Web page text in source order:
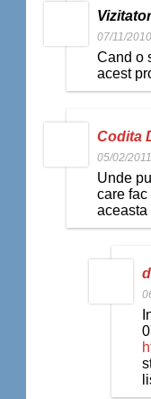
Vizitator
07/11/
Cand o
acest
Codita
05/02/
Unde
care fac
aceasta